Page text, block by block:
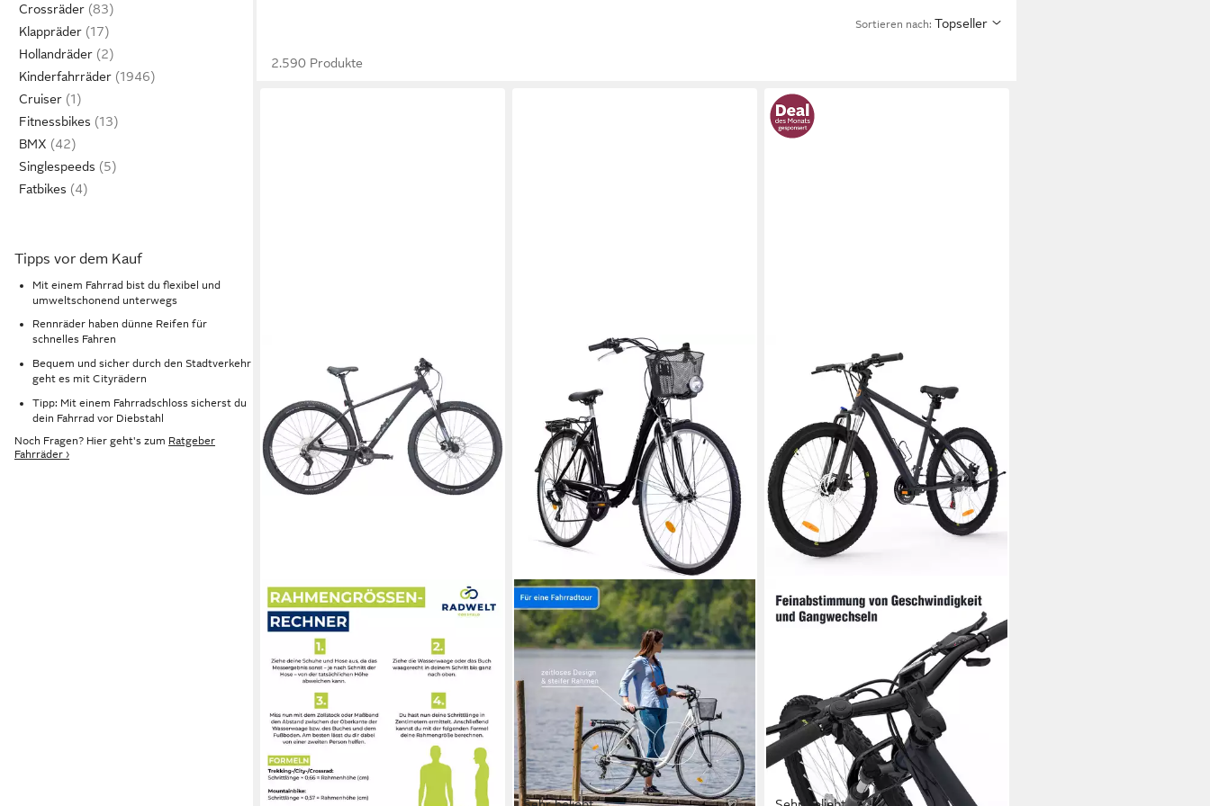
Crossräder
Klappräder
Hollandräder
Kinderfahrräder
Cruiser
Fitnessbikes
BMX
Singlespeeds
Fatbikes
Tipps vor dem Kauf
Mit einem Fahrrad bist du flexibel und
umweltschonend unterwegs
Rennräder haben dünne Reifen für
schnelles Fahren
Bequem und sicher durch den Stadtverkehr
geht es mit Cityrädern
Tipp: Mit einem Fahrradschloss sicherst du
dein Fahrrad vor Diebstahl
Noch Fragen? Hier geht's zum Ratgeber
Fahrräder ›
Sortieren nach: Topseller
2.590 Produkte
BULLS
Mountainbike Bulls Copperhead 2
29'' schwarz 2025
Rahmenhöhe
20 Gänge
125 kg Zul. Gesamtgewicht
706,00 €
20,50 €mtl. in 48 Raten
-36%
in 5-6 Werktagen bei dir